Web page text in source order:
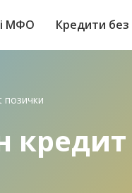
МФО Кредити без
позички